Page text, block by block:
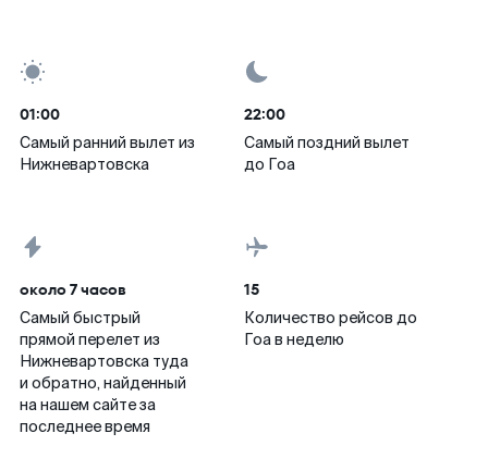
01:00
Самый ранний вылет из
Нижневартовска
22:00
Самый поздний вылет
до Гоа
около 7 часов
Самый быстрый
прямой перелет из
Нижневартовска туда
и обратно, найденный
на нашем сайте за
последнее время
15
Количество рейсов до
Гоа в неделю